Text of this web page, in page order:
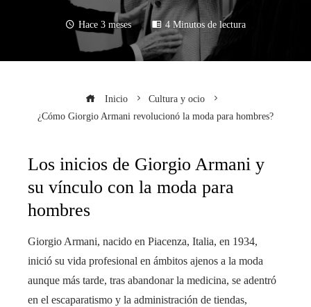
Hace 3 meses 4 Minutos de lectura
Inicio
Cultura y ocio
¿Cómo Giorgio Armani revolucionó la moda para hombres?
Los inicios de Giorgio Armani y
su vínculo con la moda para
hombres
Giorgio Armani, nacido en Piacenza, Italia, en 1934,
inició su vida profesional en ámbitos ajenos a la moda
aunque más tarde, tras abandonar la medicina, se adentró
en el escaparatismo y la administración de tiendas,